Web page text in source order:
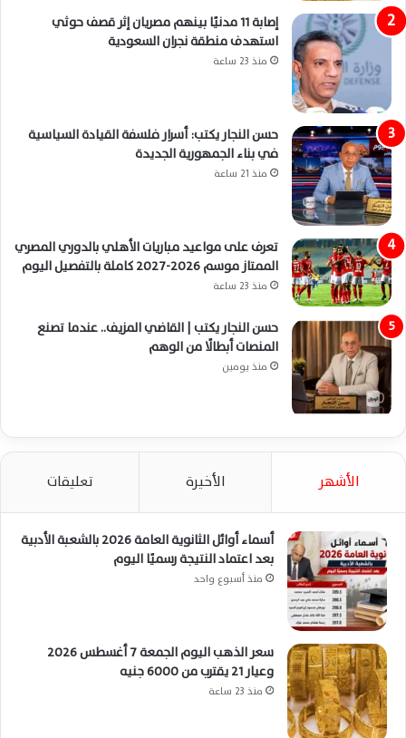
إصابة 11 مدنيًا بينهم مصريان إثر قصف حوثي
استهدف منطقة نجران السعودية
منذ 23 ساعة
حسن النجار يكتب: أسرار فلسفة القيادة السياسية
في بناء الجمهورية الجديدة
منذ 21 ساعة
تعرف على مواعيد مباريات الأهلي بالدوري المصري
الممتاز موسم 2026-2027 كاملة بالتفصيل اليوم
منذ 23 ساعة
حسن النجار يكتب | القاضي المزيف.. عندما تصنع
المنصات أبطالًا من الوهم
منذ يومين
الأشهر الأخيرة تعليقات
أسماء أوائل الثانوية العامة 2026 بالشعبة الأدبية
بعد اعتماد النتيجة رسميًا اليوم
منذ أسبوع واحد
سعر الذهب اليوم الجمعة 7 أغسطس 2026
وعيار 21 يقترب من 6000 جنيه
منذ 23 ساعة